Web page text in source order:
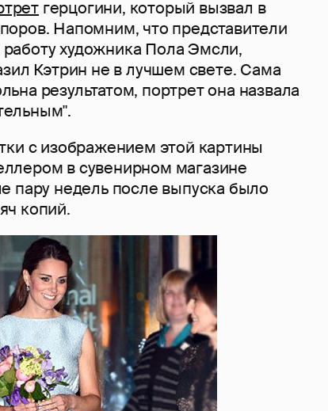
герцогини, который вызвал в
Напомним, что представители
художника Пола Эмсли,
Кэтрин не в лучшем свете. Сама
результатом, портрет она назвала
с изображением этой картины
в сувенирном магазине
пару недель после выпуска было
копий.